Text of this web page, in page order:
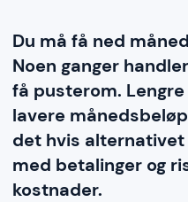
Du må få ned
Noen ganger
få pusterom.
lavere
det hvis
med betalinger og
kostnader.